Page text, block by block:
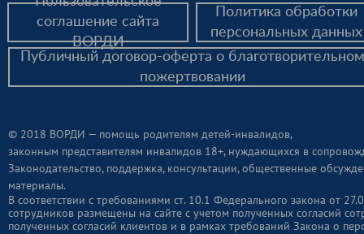
соглашение сайта
ВОРДИ
© 2018 ВОРДИ — помощь родителям детей-инвалидов,
законным представителям инвалидов 18+, нуждающихся в
Законодательство, поддержка, консультации, общественные
материалы.
Политика обработки
персональных данных
Публичный договор-оферта о благотворительном
пожертвовании
В соответствии с требованиями ст. 10.1 Федерального закона от
сотрудников размещены на сайте с учетом полученных согласий
полученных согласий клиентов и в рамках требований Закона о